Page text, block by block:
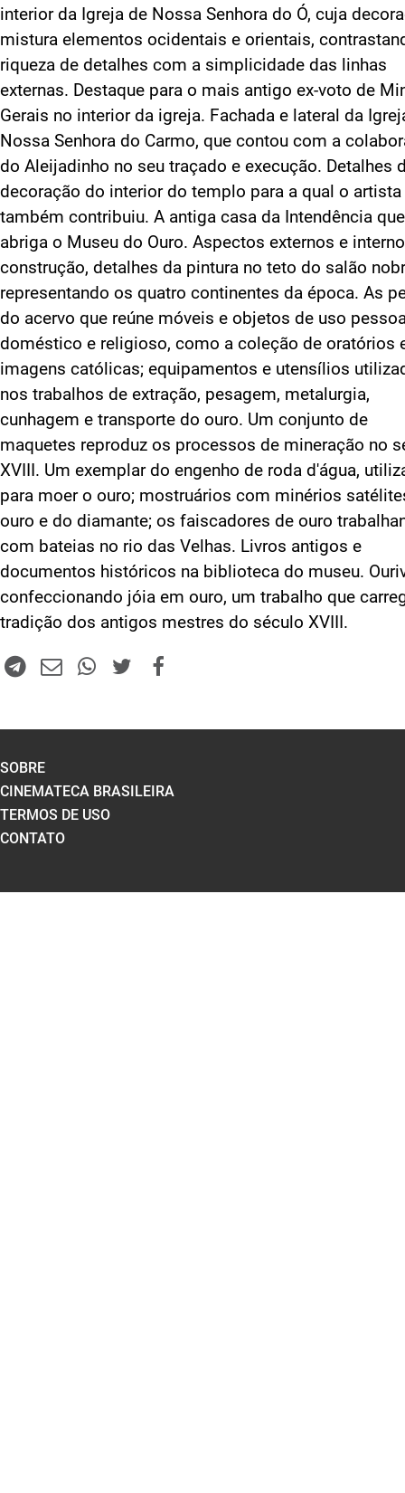
interior da Igreja de Nossa Senhora do Ó, cuja
mistura elementos ocidentais e orientais,
riqueza de detalhes com a simplicidade das linhas
externas. Destaque para o mais antigo ex-voto de
Gerais no interior da igreja. Fachada e lateral da
Nossa Senhora do Carmo, que contou com a
do Aleijadinho no seu traçado e execução. Detalhes
decoração do interior do templo para a qual o artista
também contribuiu. A antiga casa da Intendência que
abriga o Museu do Ouro. Aspectos externos e
construção, detalhes da pintura no teto do salão
representando os quatro continentes da época. As
do acervo que reúne móveis e objetos de uso
doméstico e religioso, como a coleção de oratórios
imagens católicas; equipamentos e utensílios
nos trabalhos de extração, pesagem, metalurgia,
cunhagem e transporte do ouro. Um conjunto de
maquetes reproduz os processos de mineração no
XVIII. Um exemplar do engenho de roda d'água,
para moer o ouro; mostruários com minérios
ouro e do diamante; os faiscadores de ouro
com bateias no rio das Velhas. Livros antigos e
documentos históricos na biblioteca do museu.
confeccionando jóia em ouro, um trabalho que
tradição dos antigos mestres do século XVIII.
SOBRE
CINEMATECA BRASILEIRA
TERMOS DE USO
CONTATO